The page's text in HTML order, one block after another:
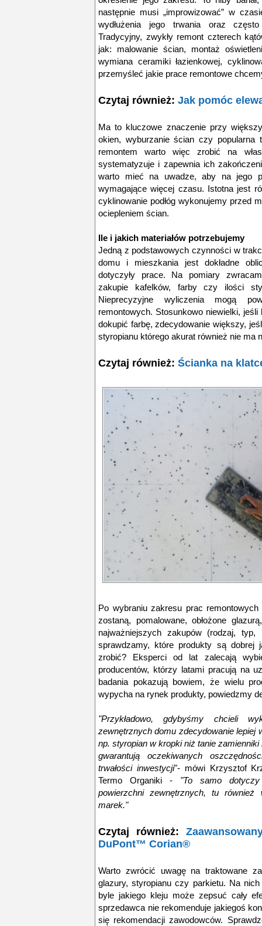
następnie musi „improwizować” w
wydłużenia jego trwania oraz
Tradycyjny, zwykły remont czterech
jak: malowanie ścian, montaż
wymiana ceramiki łazienkowej,
przemyśleć jakie prace remontowe
Czytaj również: Jak pomóc
Ma to kluczowe znaczenie przy
okien, wyburzanie ścian czy popularna
remontem warto więc zrobić na
systematyzuje i zapewnia ich
warto mieć na uwadze, aby na jego
wymagające więcej czasu. Istotna jest
cyklinowanie podłóg wykonujemy przed
ociepleniem ścian.
Ile i jakich materiałów potrzebujemy
Jedną z podstawowych czynności w
domu i mieszkania jest dokładne
dotyczyły prace. Na pomiary
zakupie kafelków, farby czy ilości
Nieprecyzyjne wyliczenia mogą
remontowych. Stosunkowo niewielki,
dokupić farbę, zdecydowanie większy,
styropianu którego akurat również nie ma
Czytaj również: Ścianka na
Po wybraniu zakresu prac
zostaną, pomalowane, obłożone
najważniejszych zakupów (rodzaj,
sprawdzamy, które produkty są
zrobić? Eksperci od lat zalecają
producentów, którzy latami pracują na
badania pokazują bowiem, że wielu
wypycha na rynek produkty, powiedzmy
"Przykładowo, gdybyśmy chcieli
zewnętrznych domu zdecydowanie lepiej
np. styropian w kropki niż tanie
gwarantują oczekiwanych
trwałości inwestycji"- mówi Krzysztof
Termo Organiki - "To samo
powierzchni zewnętrznych, tu
marek."
Czytaj również:
DuPont™ Corian®
Warto zwrócić uwagę na traktowane
glazury, styropianu czy parkietu. Na
byle jakiego kleju może zepsuć cały
sprzedawca nie rekomenduje jakiegoś
się rekomendacji zawodowców.